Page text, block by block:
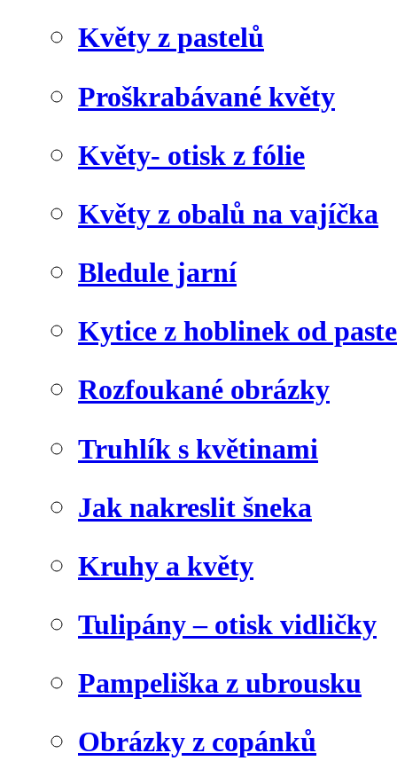
Květy z pastelů
Proškrabávané květy
Květy- otisk z fólie
Květy z obalů na vajíčka
Bledule jarní
Kytice z hoblinek od
Rozfoukané obrázky
Truhlík s květinami
Jak nakreslit šneka
Kruhy a květy
Tulipány – otisk vidličky
Pampeliška z ubrousku
Obrázky z copánků